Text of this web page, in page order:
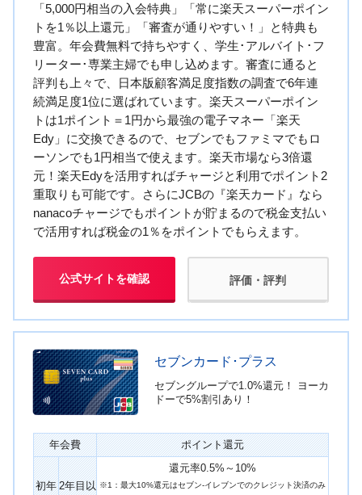
「5,000円相当の入会特典」「常に楽天スーパーポイン
トを1％以上還元」「審査が通りやすい！」と特典も
豊富。年会費無料で持ちやすく、学生･アルバイト･フ
リーター･専業主婦でも申し込めます。審査に通ると
評判も上々で、日本版顧客満足度指数の調査で6年連
続満足度1位に選ばれています。楽天スーパーポイン
トは1ポイント＝1円から最強の電子マネー「楽天
Edy」に交換できるので、セブンでもファミマでもロ
ーソンでも1円相当で使えます。楽天市場なら3倍還
元！楽天Edyを活用すればチャージと利用でポイント2
重取りも可能です。さらにJCBの『楽天カード』なら
nanacoチャージでもポイントが貯まるので税金支払い
で活用すれば税金の1％をポイントでもらえます。
公式サイトを確認 評価・評判
セブンカード･プラス
セブングループで1.0%還元！ ヨーカ
ドーで5%割引あり！
年会費 ポイント還元
初年 2年目以
還元率0.5%～10%
※1：最大10%還元はセブン-イレブンでのクレジット決済のみ